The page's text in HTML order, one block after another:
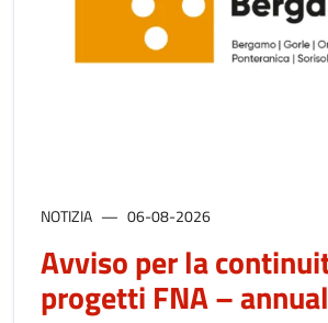
NOTIZIA 06-08-2026
Avviso per la
progetti FNA –